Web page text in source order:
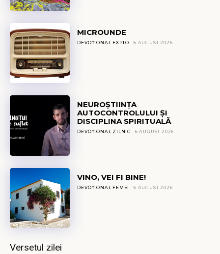
MICROUNDE
DEVOȚIONAL EXPLO 6 AUGUST 2026
NEUROȘTIINȚA
AUTOCONTROLULUI ȘI
DISCIPLINA SPIRITUALĂ
DEVOȚIONAL ZILNIC 6 AUGUST 2026
VINO, VEI FI BINE!
DEVOȚIONAL FEMEI 6 AUGUST 2026
Versetul zilei